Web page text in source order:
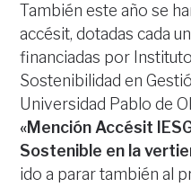
También este año se
accésit, dotadas cada
financiadas por
Sostenibilidad en
Universidad Pablo de
«Mención Accésit
Sostenible en la
ido a parar también al